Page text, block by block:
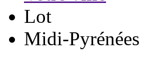
Lot
Midi-Pyrénées